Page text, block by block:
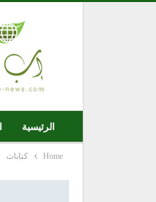
الرئيسية
Home كتابات